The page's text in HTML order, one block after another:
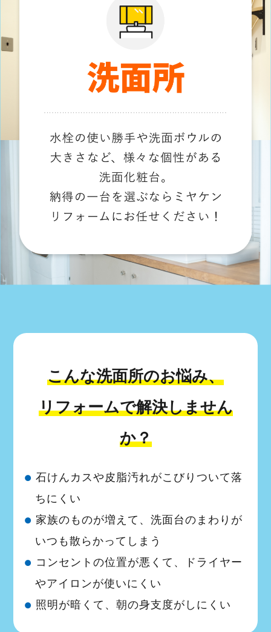
こんな洗面所のお悩み、
リフォームで解決しません
か？
● 石けんカスや皮脂汚れがこびりついて落
ちにくい
● 家族のものが増えて、洗面台のまわりが
いつも散らかってしまう
● コンセントの位置が悪くて、ドライヤー
やアイロンが使いにくい
● 照明が暗くて、朝の身支度がしにくい